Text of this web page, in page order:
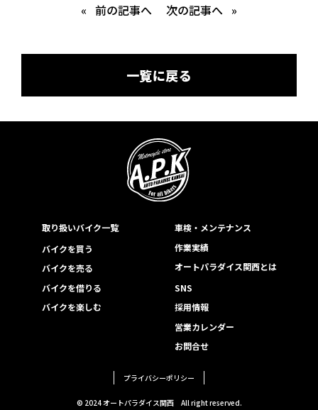
« 前の記事へ 次の記事へ »
一覧に戻る
取り扱いバイク一覧
バイクを買う
バイクを売る
バイクを借りる
バイクを楽しむ
車検・メンテナンス
作業実績
オートパラダイス関西とは
SNS
採用情報
営業カレンダー
お問合せ
プライバシーポリシー
© 2024 オートパラダイス関西 All right reserved.